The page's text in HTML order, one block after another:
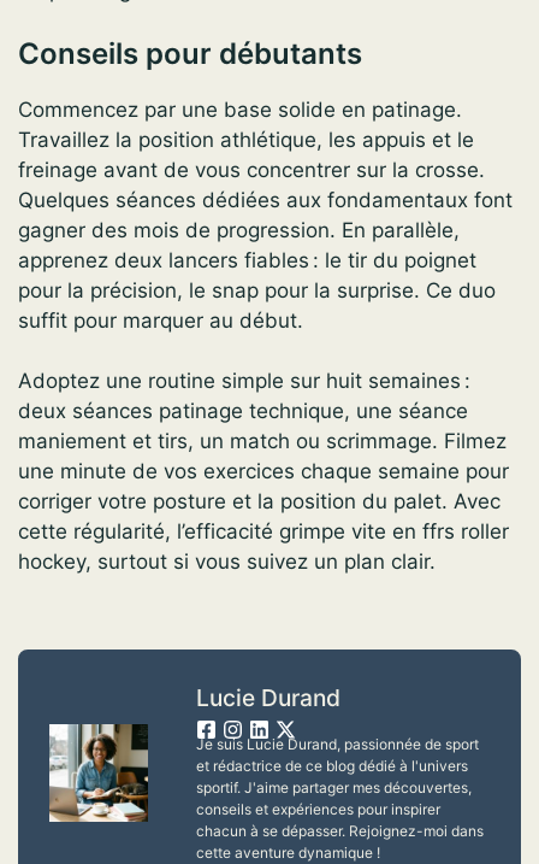
Conseils pour débutants
Commencez par une base solide en patinage.
Travaillez la position athlétique, les appuis et le
freinage avant de vous concentrer sur la crosse.
Quelques séances dédiées aux fondamentaux font
gagner des mois de progression. En parallèle,
apprenez deux lancers fiables : le tir du poignet
pour la précision, le snap pour la surprise. Ce duo
suffit pour marquer au début.
Adoptez une routine simple sur huit semaines :
deux séances patinage technique, une séance
maniement et tirs, un match ou scrimmage. Filmez
une minute de vos exercices chaque semaine pour
corriger votre posture et la position du palet. Avec
cette régularité, l’efficacité grimpe vite en ffrs roller
hockey, surtout si vous suivez un plan clair.
Lucie Durand
Je suis Lucie Durand, passionnée de sport
et rédactrice de ce blog dédié à l'univers
sportif. J'aime partager mes découvertes,
conseils et expériences pour inspirer
chacun à se dépasser. Rejoignez-moi dans
cette aventure dynamique !